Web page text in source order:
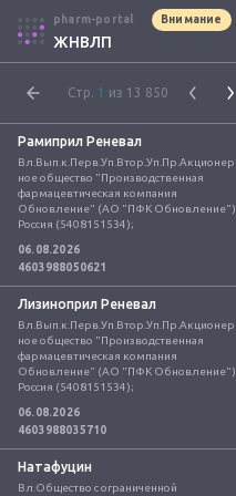
pharm-portal Внимание
ЖНВЛП
Стр. 1 из 13 850
Рамиприл Реневал
Вл.Вып.к.Перв.Уп.Втор.Уп.Пр.Акционер
ное общество "Производственная
фармацевтическая компания
Обновление" (АО "ПФК Обновление"),
Россия (5408151534);
06.08.2026
4603988050621
Лизиноприл Реневал
Вл.Вып.к.Перв.Уп.Втор.Уп.Пр.Акционер
ное общество "Производственная
фармацевтическая компания
Обновление" (АО "ПФК Обновление"),
Россия (5408151534);
06.08.2026
4603988035710
Натафуцин
Вл.Общество с ограниченной